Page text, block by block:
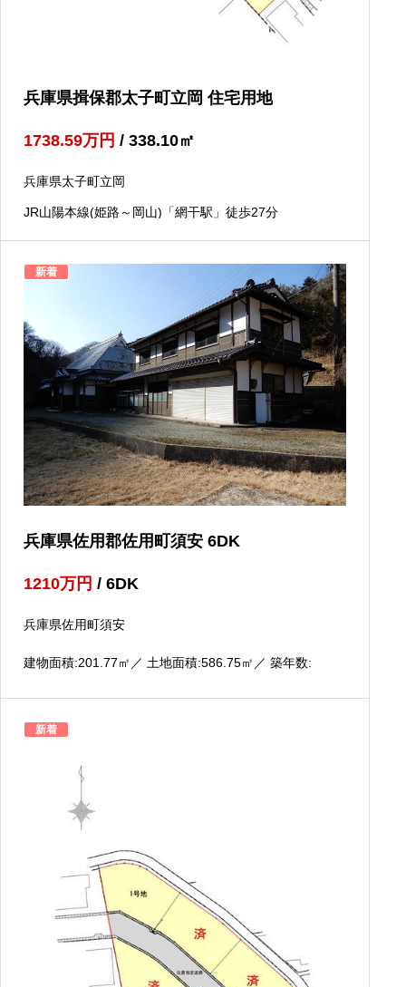
兵庫県揖保郡太子町立岡 住宅用地
1738.59万円 / 338.10㎡
兵庫県太子町立岡
JR山陽本線(姫路～岡山)「網干駅」徒歩27分
新着
兵庫県佐用郡佐用町須安 6DK
1210万円 / 6DK
兵庫県佐用町須安
建物面積:201.77㎡ ／ 土地面積:586.75㎡ ／ 築年数:
新着